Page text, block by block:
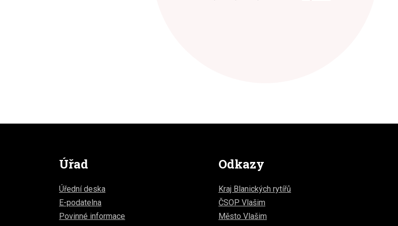
Úřad
Úřední deska
E-podatelna
Povinné informace
Odkazy
Kraj Blanických rytířů
ČSOP Vlašim
Město Vlašim